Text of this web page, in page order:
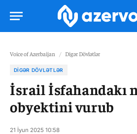
Voice of Azerbaijan / Digər Dövlətlər
DIGƏR DÖVLƏTLƏR
İsrail İsfahandakı
obyektini vurub
21 İyun 2025 10:58